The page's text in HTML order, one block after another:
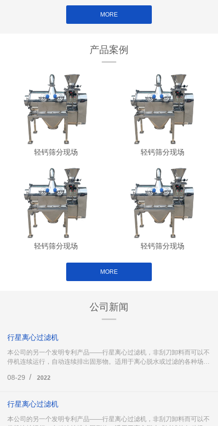
年被列为国家级新产品。经过90年代的不断改进和提高，日臻
完善，形成了系列化产品，能适应不同细度不同产量的各种难
了华梁无与伦比的产品品质和技术含量，"实力，源于科技"成为
MORE
产品案例
轻钙筛分现场 轻钙筛分现场
轻钙筛分现场 轻钙筛分现场
MORE
公司新闻
行星离心过滤机
本公司的另一个发明专利产品——行星离心过滤机，非刮刀卸料而可以不
停机连续运行，自动连续排出固形物。适用于离心脱水或过滤的各种场
净化，实现水资源的循环利用并回收大量宝贵物质。本公司有意与有经济
08-29 / 2022
行星离心过滤机
本公司的另一个发明专利产品——行星离心过滤机，非刮刀卸料而可以不